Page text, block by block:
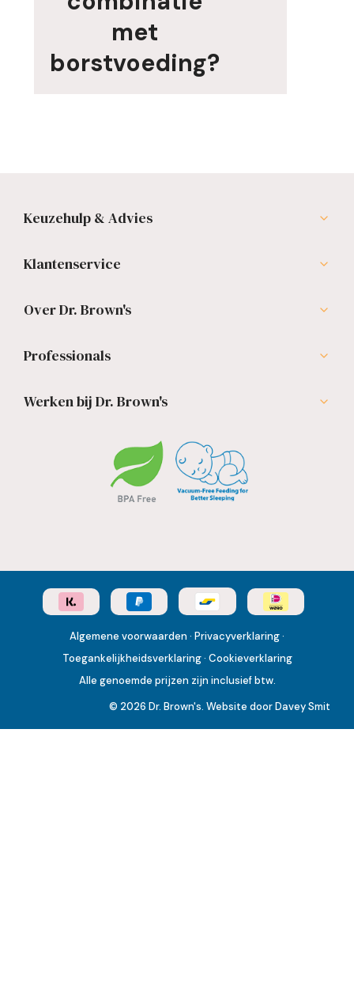
met
borstvoeding?
Keuzehulp & Advies
Klantenservice
Over Dr. Brown's
Professionals
Werken bij Dr. Brown's
Algemene voorwaarden · Privacyverklaring·
Toegankelijkheidsverklaring· Cookieverklaring
Alle genoemde prijzen zijn inclusief btw.
© 2026 Dr. Brown's. Website doorDavey Smit